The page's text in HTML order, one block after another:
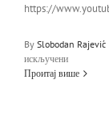
https://
By Slobodan Rajević
искљученина
МОЈУ
Проитај више